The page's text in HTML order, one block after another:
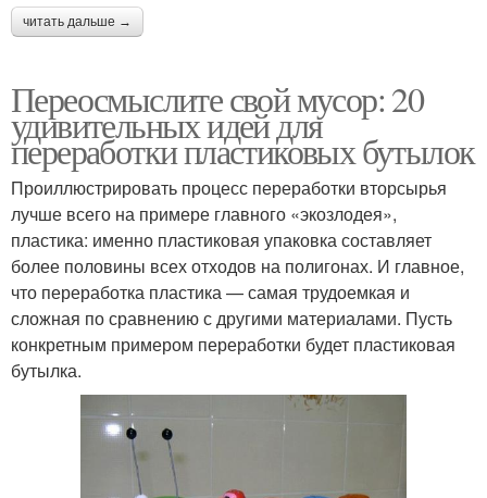
читать дальше →
Переосмыслите свой мусор: 20
удивительных идей для
переработки пластиковых бутылок
Проиллюстрировать процесс переработки вторсырья
лучше всего на примере главного «экозлодея»,
пластика: именно пластиковая упаковка составляет
более половины всех отходов на полигонах. И главное,
что переработка пластика — самая трудоемкая и
сложная по сравнению с другими материалами. Пусть
конкретным примером переработки будет пластиковая
бутылка.